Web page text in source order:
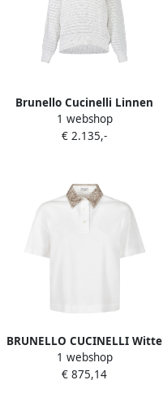
Brunello Cucinelli Linnen
trui met opengewerkte
strepen en diamantvormig
1 webshop
€ 2.135,-
BRUNELLO CUCINELLI Witte
Polo T-shirts en Polos White
Dames
1 webshop
€ 875,14